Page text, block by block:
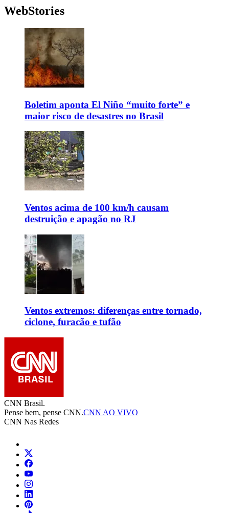
WebStories
Boletim aponta El Niño “muito forte” e
maior risco de desastres no Brasil
Ventos acima de 100 km/h causam
destruição e apagão no RJ
Ventos extremos: diferenças entre tornado,
ciclone, furacão e tufão
CNN Brasil.
Pense bem, pense CNN.CNN AO VIVO
CNN Nas Redes